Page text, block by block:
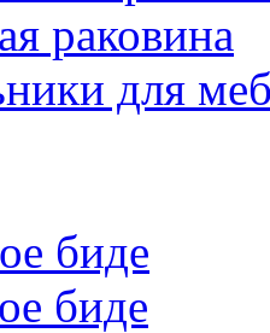
раковина
для
биде
биде